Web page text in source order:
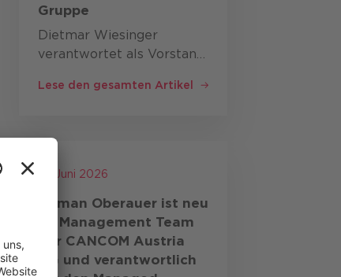
Gruppe
Dietmar Wiesinger
verantwortet als Vorstand
gemeinsam mit Bernd
und Tschechien. In dieser
Lese den gesamten Artikel
16. Juni 2026
Roman Oberauer ist neu
im Management Team
der CANCOM Austria
AG und verantwortlich